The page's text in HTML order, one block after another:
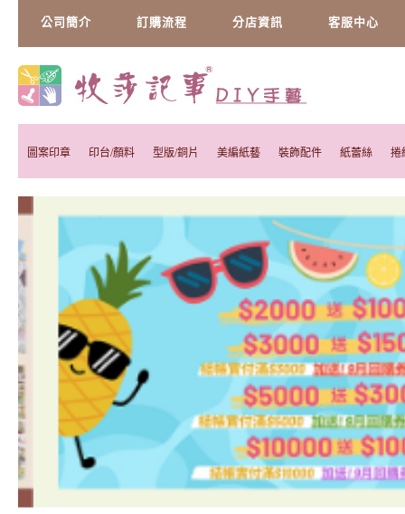
公司簡介 訂購流程 分店資訊 客服中心
圖案印章 印台/顏料 型版/銅片 美編紙藝 裝飾配件 紙蕾絲 捲